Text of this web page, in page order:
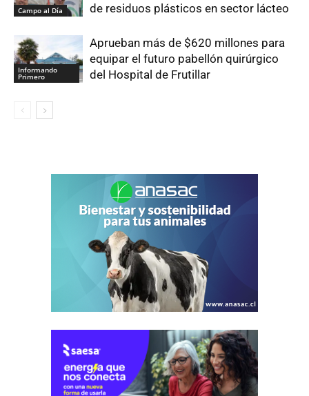
Campo al Día
de residuos plásticos en sector lácteo
Informando
Primero
Aprueban más de $620 millones para
equipar el futuro pabellón quirúrgico
del Hospital de Frutillar